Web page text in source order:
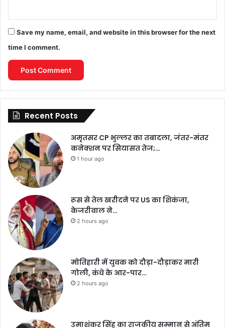
Save my name, email, and website in this browser for the next
time I comment.
Recent Posts
अमृतसर CP भुल्लर का तबादला, जंतर-मंतर
कनेक्शन पर सियासत तेज;…
1 hour ago
रूस से तेल खरीदने पर US का शिकंजा,
केजरीवाल ने…
2 hours ago
मोतिहारी में युवक को दौड़ा-दौड़ाकर मारी
गोली, कंधे के आर-पार…
2 hours ago
उमाशंकर सिंह का राजकीय सम्मान से अंतिम